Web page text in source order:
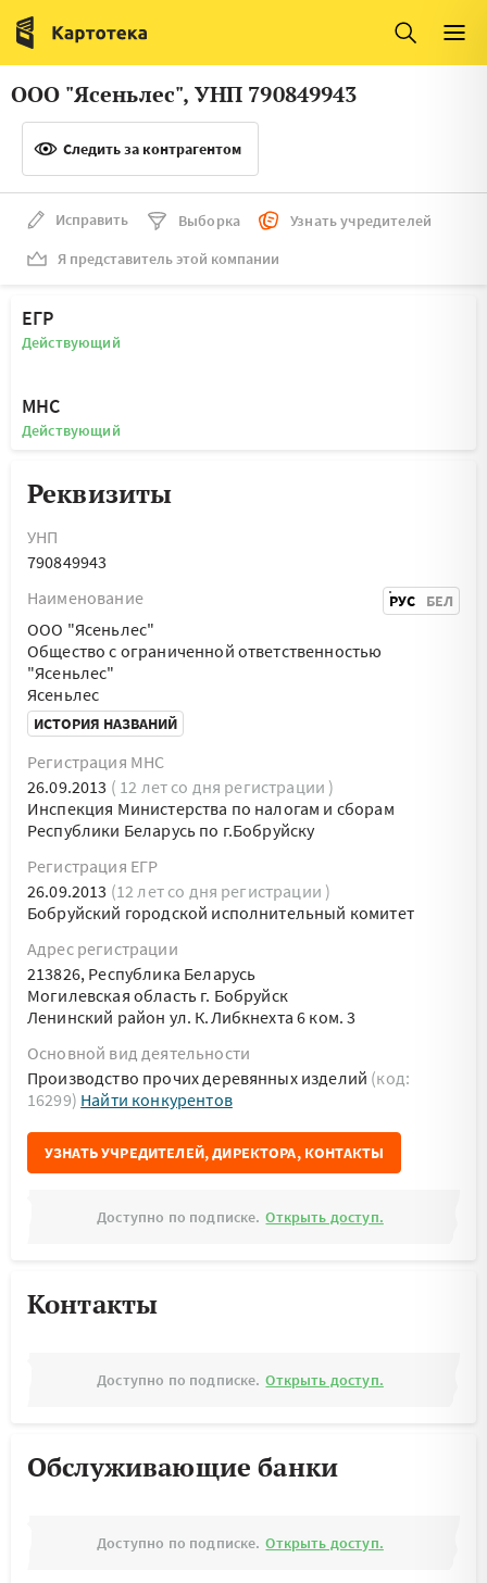
Италия
Люксембург
Литва
Нидерланды
ООО "Ясеньлес", УНП 790849943
Следить за контрагентом
Исправить Выборка
Узнать учредителей
Я представитель этой компании
ЕГР
Действующий
МНС
Действующий
Реквизиты
УНП
790849943
Наименование
РУС БЕЛ
ООО "Ясеньлес"
Общество с ограниченной ответственностью
"Ясеньлес"
Ясеньлес
ИСТОРИЯ НАЗВАНИЙ
Регистрация МНС
26.09.2013 ( 12 лет со дня регистрации )
Инспекция Министерства по налогам и сборам
Республики Беларусь по г.Бобруйску
Регистрация ЕГР
26.09.2013 (12 лет со дня регистрации )
Бобруйский городской исполнительный комитет
Адрес регистрации
213826, Республика Беларусь
Могилевская область г. Бобруйск
Ленинский район ул. К.Либкнехта 6 ком. 3
Основной вид деятельности
Производство прочих деревянных изделий (код:
16299) Найти конкурентов
УЗНАТЬ УЧРЕДИТЕЛЕЙ, ДИРЕКТОРА, КОНТАКТЫ
Доступно по подписке. Открыть доступ.
Контакты
Доступно по подписке. Открыть доступ.
Обслуживающие банки
Доступно по подписке. Открыть доступ.